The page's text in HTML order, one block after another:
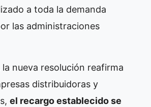
a toda la demanda
las administraciones
nueva resolución reafirma
distribuidoras y
el recargo establecido se